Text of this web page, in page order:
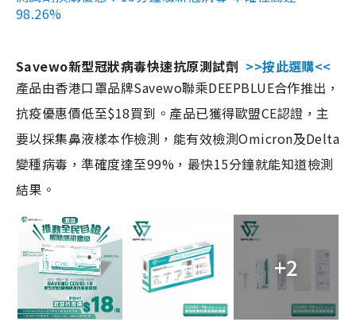
98.26%
Savewo新型冠狀病毒快速抗原測試劑 >>按此選購<<
產品由香港口罩品牌Savewo聯乘DEEPBLUE合作推出，
抗疫優惠價低至$18買到。產品已獲得歐盟CE認證，主
要以採集鼻液樣本作檢測，能有效檢測Omicron及Delta
變種病毒，準確度達至99%，最快15分鐘就能知道檢測
結果。
+2